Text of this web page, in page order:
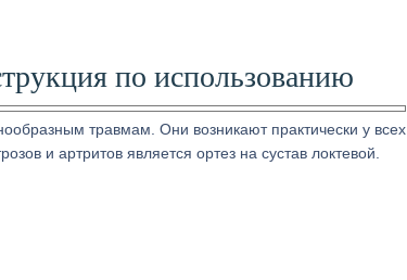
по использованию
травмам. Они возникают практически у всех
и артритов является ортез на сустав локтевой.